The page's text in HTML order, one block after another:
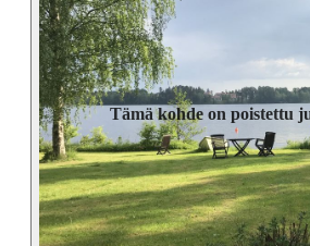
Tämä kohde on poistettu